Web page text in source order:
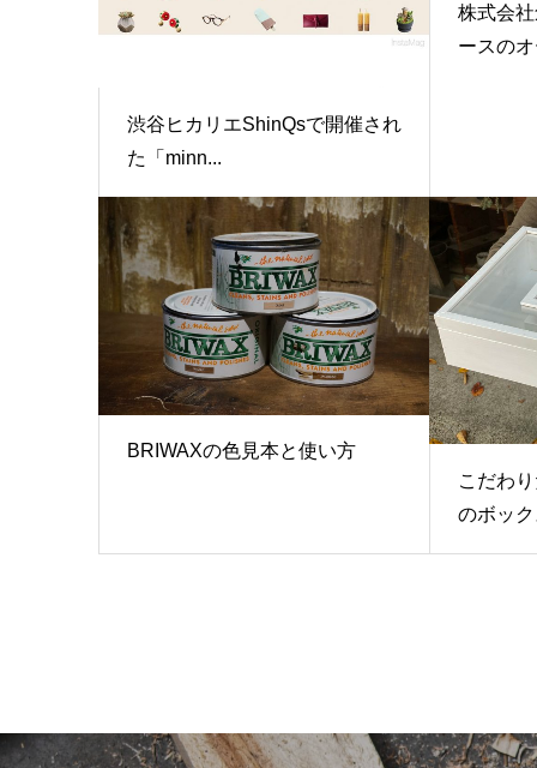
渋谷ヒカリエShinQsで開催され
た「minn...
株式会
ースの
BRIWAXの色見本と使い方
こだわ
のボッ